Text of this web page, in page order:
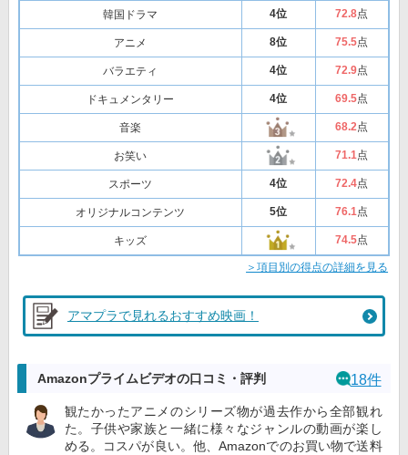
韓国ドラマ 4位 72.8点
アニメ 8位 75.5点
バラエティ 4位 72.9点
ドキュメンタリー 4位 69.5点
音楽 68.2点
お笑い 71.1点
スポーツ 4位 72.4点
オリジナルコンテンツ 5位 76.1点
キッズ 74.5点
＞項目別の得点の詳細を見る
アマプラで見れるおすすめ映画！
Amazonプライムビデオの口コミ・評判 18件
観たかったアニメのシリーズ物が過去作から全部観れ
た。子供や家族と一緒に様々なジャンルの動画が楽し
める。コスパが良い。他、Amazonでのお買い物で送料